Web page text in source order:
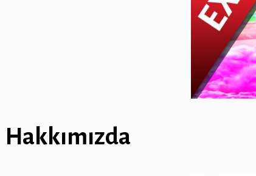
Hakkımızda